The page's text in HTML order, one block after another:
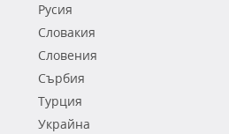
Русия
Словакия
Словения
Сърбия
Турция
Украйна